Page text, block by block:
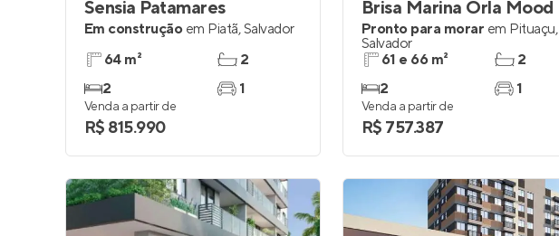
Sensia Patamares
Em construção em Piatã,Salvador
64 m²
2
2
1
Venda a partir de
R$ 815.990
Brisa Marina Orla Mood
Pronto para morar em Pituaçu,
Salvador
61 e 66 m²
2
2
1
Venda a partir de
R$ 757.387